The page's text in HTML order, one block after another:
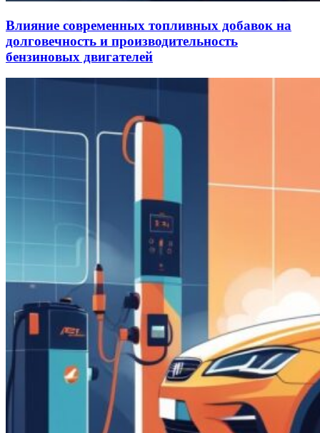
Влияние современных топливных добавок на
долговечность и производительность
бензиновых двигателей